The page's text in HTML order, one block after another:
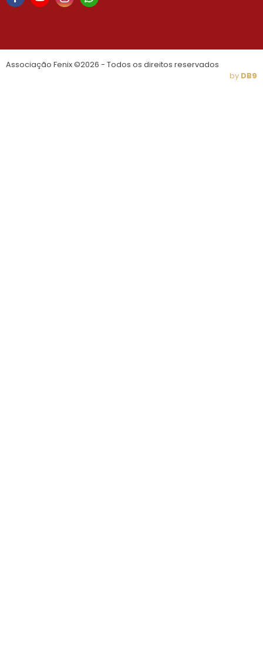
Associação Fenix ©2026 - Todos os direitos reservados
by DB9